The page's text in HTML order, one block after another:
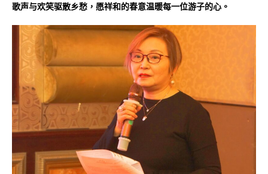
歌声与欢笑驱散乡愁，愿祥和的春意温暖每一位游子的心。